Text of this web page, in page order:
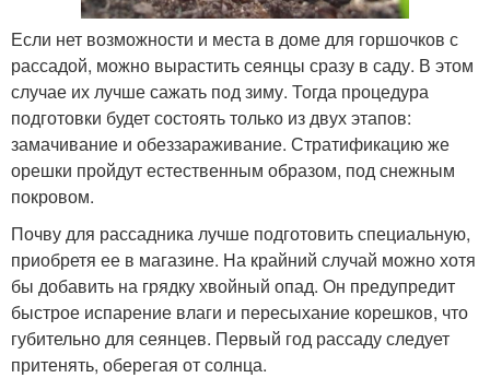
Если нет возможности и места в доме для горшочков с
рассадой, можно вырастить сеянцы сразу в саду. В этом
случае их лучше сажать под зиму. Тогда процедура
подготовки будет состоять только из двух этапов:
замачивание и обеззараживание. Стратификацию же
орешки пройдут естественным образом, под снежным
покровом.
Почву для рассадника лучше подготовить специальную,
приобретя ее в магазине. На крайний случай можно хотя
бы добавить на грядку хвойный опад. Он предупредит
быстрое испарение влаги и пересыхание корешков, что
губительно для сеянцев. Первый год рассаду следует
притенять, оберегая от солнца.